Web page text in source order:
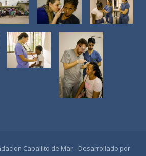
Caballito de Mar - Desarrollado por